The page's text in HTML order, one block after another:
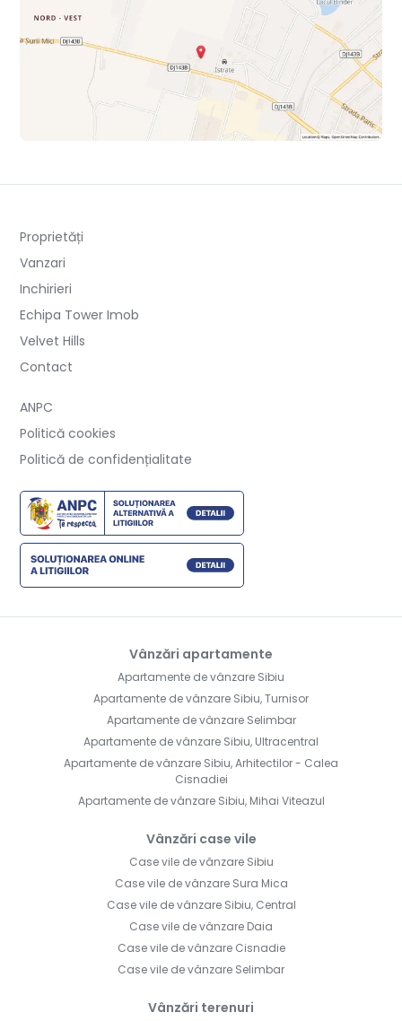
Proprietăți
Vanzari
Inchirieri
Echipa Tower Imob
Velvet Hills
Contact
ANPC
Politică cookies
Politică de confidențialitate
Vânzări apartamente
Apartamente de vânzare Sibiu
Apartamente de vânzare Sibiu, Turnisor
Apartamente de vânzare Selimbar
Apartamente de vânzare Sibiu, Ultracentral
Apartamente de vânzare Sibiu, Arhitectilor - Calea
Cisnadiei
Apartamente de vânzare Sibiu, Mihai Viteazul
Vânzări case vile
Case vile de vânzare Sibiu
Case vile de vânzare Sura Mica
Case vile de vânzare Sibiu, Central
Case vile de vânzare Daia
Case vile de vânzare Cisnadie
Case vile de vânzare Selimbar
Vânzări terenuri